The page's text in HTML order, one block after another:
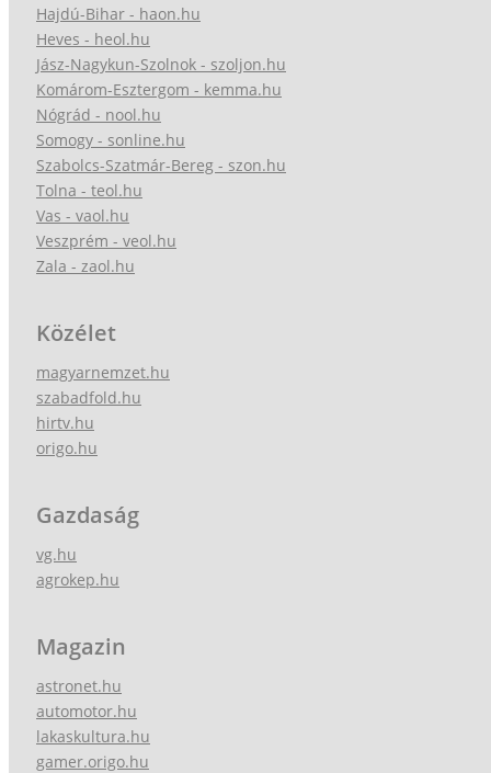
Hajdú-Bihar - haon.hu
Heves - heol.hu
Jász-Nagykun-Szolnok - szoljon.hu
Komárom-Esztergom - kemma.hu
Nógrád - nool.hu
Somogy - sonline.hu
Szabolcs-Szatmár-Bereg - szon.hu
Tolna - teol.hu
Vas - vaol.hu
Veszprém - veol.hu
Zala - zaol.hu
Közélet
magyarnemzet.hu
szabadfold.hu
hirtv.hu
origo.hu
Gazdaság
vg.hu
agrokep.hu
Magazin
astronet.hu
automotor.hu
lakaskultura.hu
gamer.origo.hu